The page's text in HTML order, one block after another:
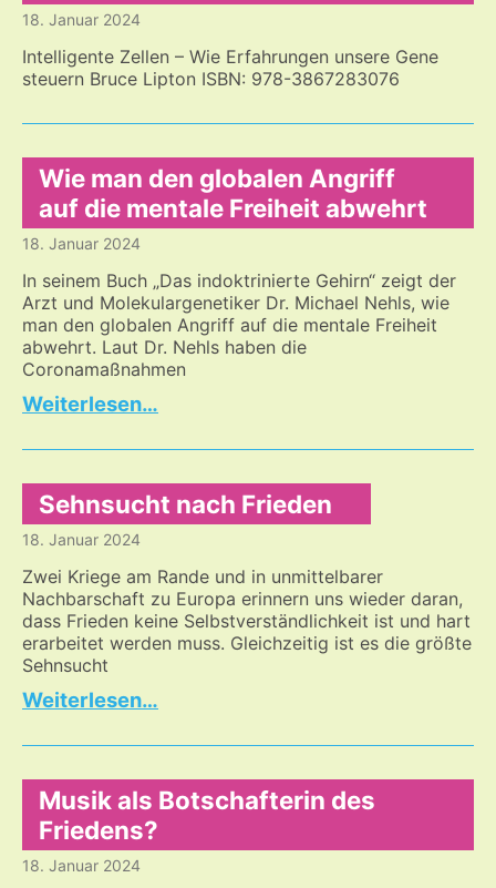
18. Januar 2024
Intelligente Zellen – Wie Erfahrungen unsere Gene
steuern Bruce Lipton ISBN: 978-3867283076
Wie man den globalen Angriff
auf die mentale Freiheit abwehrt
18. Januar 2024
In seinem Buch „Das indoktrinierte Gehirn“ zeigt der
Arzt und Molekulargenetiker Dr. Michael Nehls, wie
man den globalen Angriff auf die mentale Freiheit
abwehrt. Laut Dr. Nehls haben die
Coronamaßnahmen
…
den
Angriff
auf
mentale
Freiheit
abwehrt
Sehnsucht nach Frieden
18. Januar 2024
Zwei Kriege am Rande und in unmittelbarer
Nachbarschaft zu Europa erinnern uns wieder daran,
dass Frieden keine Selbstverständlichkeit ist und hart
erarbeitet werden muss. Gleichzeitig ist es die größte
Sehnsucht
…
Frieden
Musik als Botschafterin des
Friedens?
18. Januar 2024